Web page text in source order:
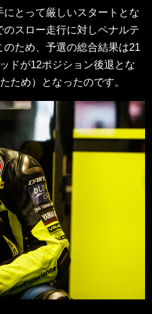
とって厳しいスタートとな
スロー走行に対しペナルテ
ため、予選の総合結果は21
ドが12ポジション後退とな
ため）となったのです。